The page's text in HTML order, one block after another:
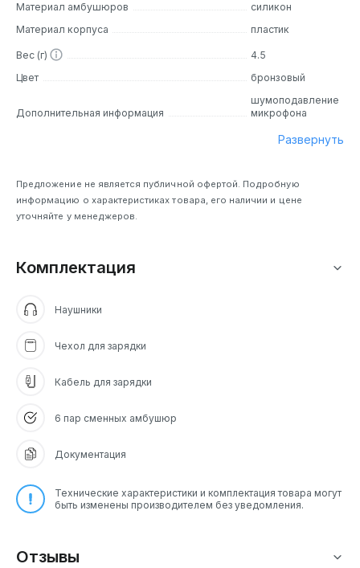
Материал амбушюров
силикон
Материал корпуса
пластик
Вес (г)
4.5
Цвет
бронзовый
Дополнительная информация
шумоподавление
микрофона
Развернуть
Предложение не является публичной офертой. Подробную
информацию о характеристиках товара, его наличии и цене
уточняйте у менеджеров.
Комплектация
Наушники
Чехол для зарядки
Кабель для зарядки
6 пар сменных амбушюр
Документация
Технические характеристики и комплектация товара могут
быть изменены производителем без уведомления.
Отзывы